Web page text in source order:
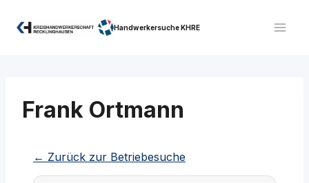
Inhalt
Handwerkersuche KHRE
Frank Ortmann
← Zurück zur Betriebesuche